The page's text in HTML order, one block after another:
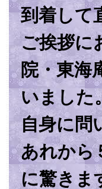
到着して
ご挨拶に
院・東海
いました
自身に問
あれから
に驚きま